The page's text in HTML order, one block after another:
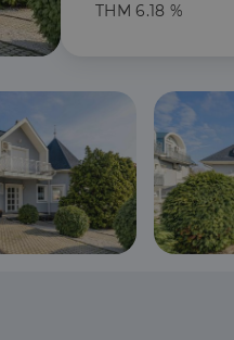
THM 6.18 %